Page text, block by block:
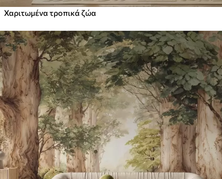
Χαριτωμένα τροπικά ζώα